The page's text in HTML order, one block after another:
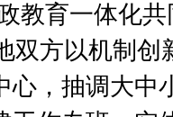
教育一体化
双方以机制创
心，抽调大中